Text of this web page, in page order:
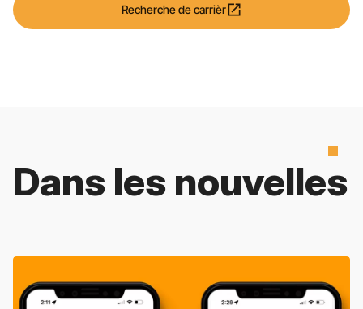
Recherche de carrièropen_in_new
Dans les nouvelles